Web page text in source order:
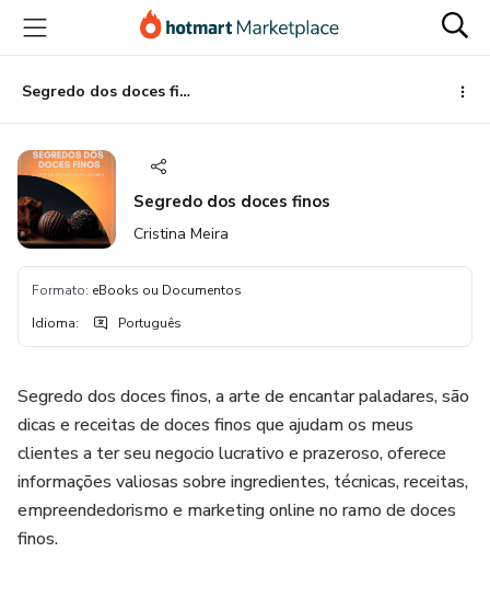
para
conteúdo
principal
para
pagamento
para
rodapé
Segredo dos doces finos
Segredo dos doces finos
Cristina Meira
Formato: eBooks ou Documentos
Idioma: Português
Segredo dos doces finos, a arte de encantar paladares, são
dicas e receitas de doces finos que ajudam os meus
clientes a ter seu negocio lucrativo e prazeroso, oferece
informações valiosas sobre ingredientes, técnicas, receitas,
empreendedorismo e marketing online no ramo de doces
finos.